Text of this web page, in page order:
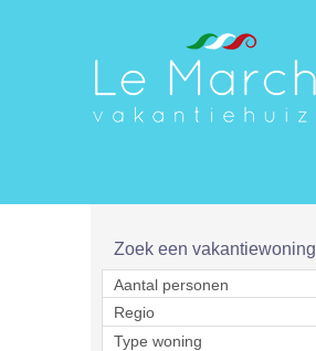
Zoek een vakantiewoning